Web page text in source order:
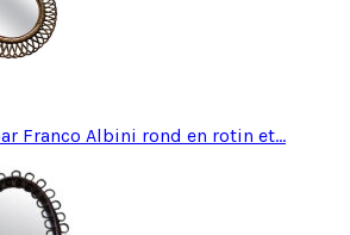
Franco Albini rond en rotin et…